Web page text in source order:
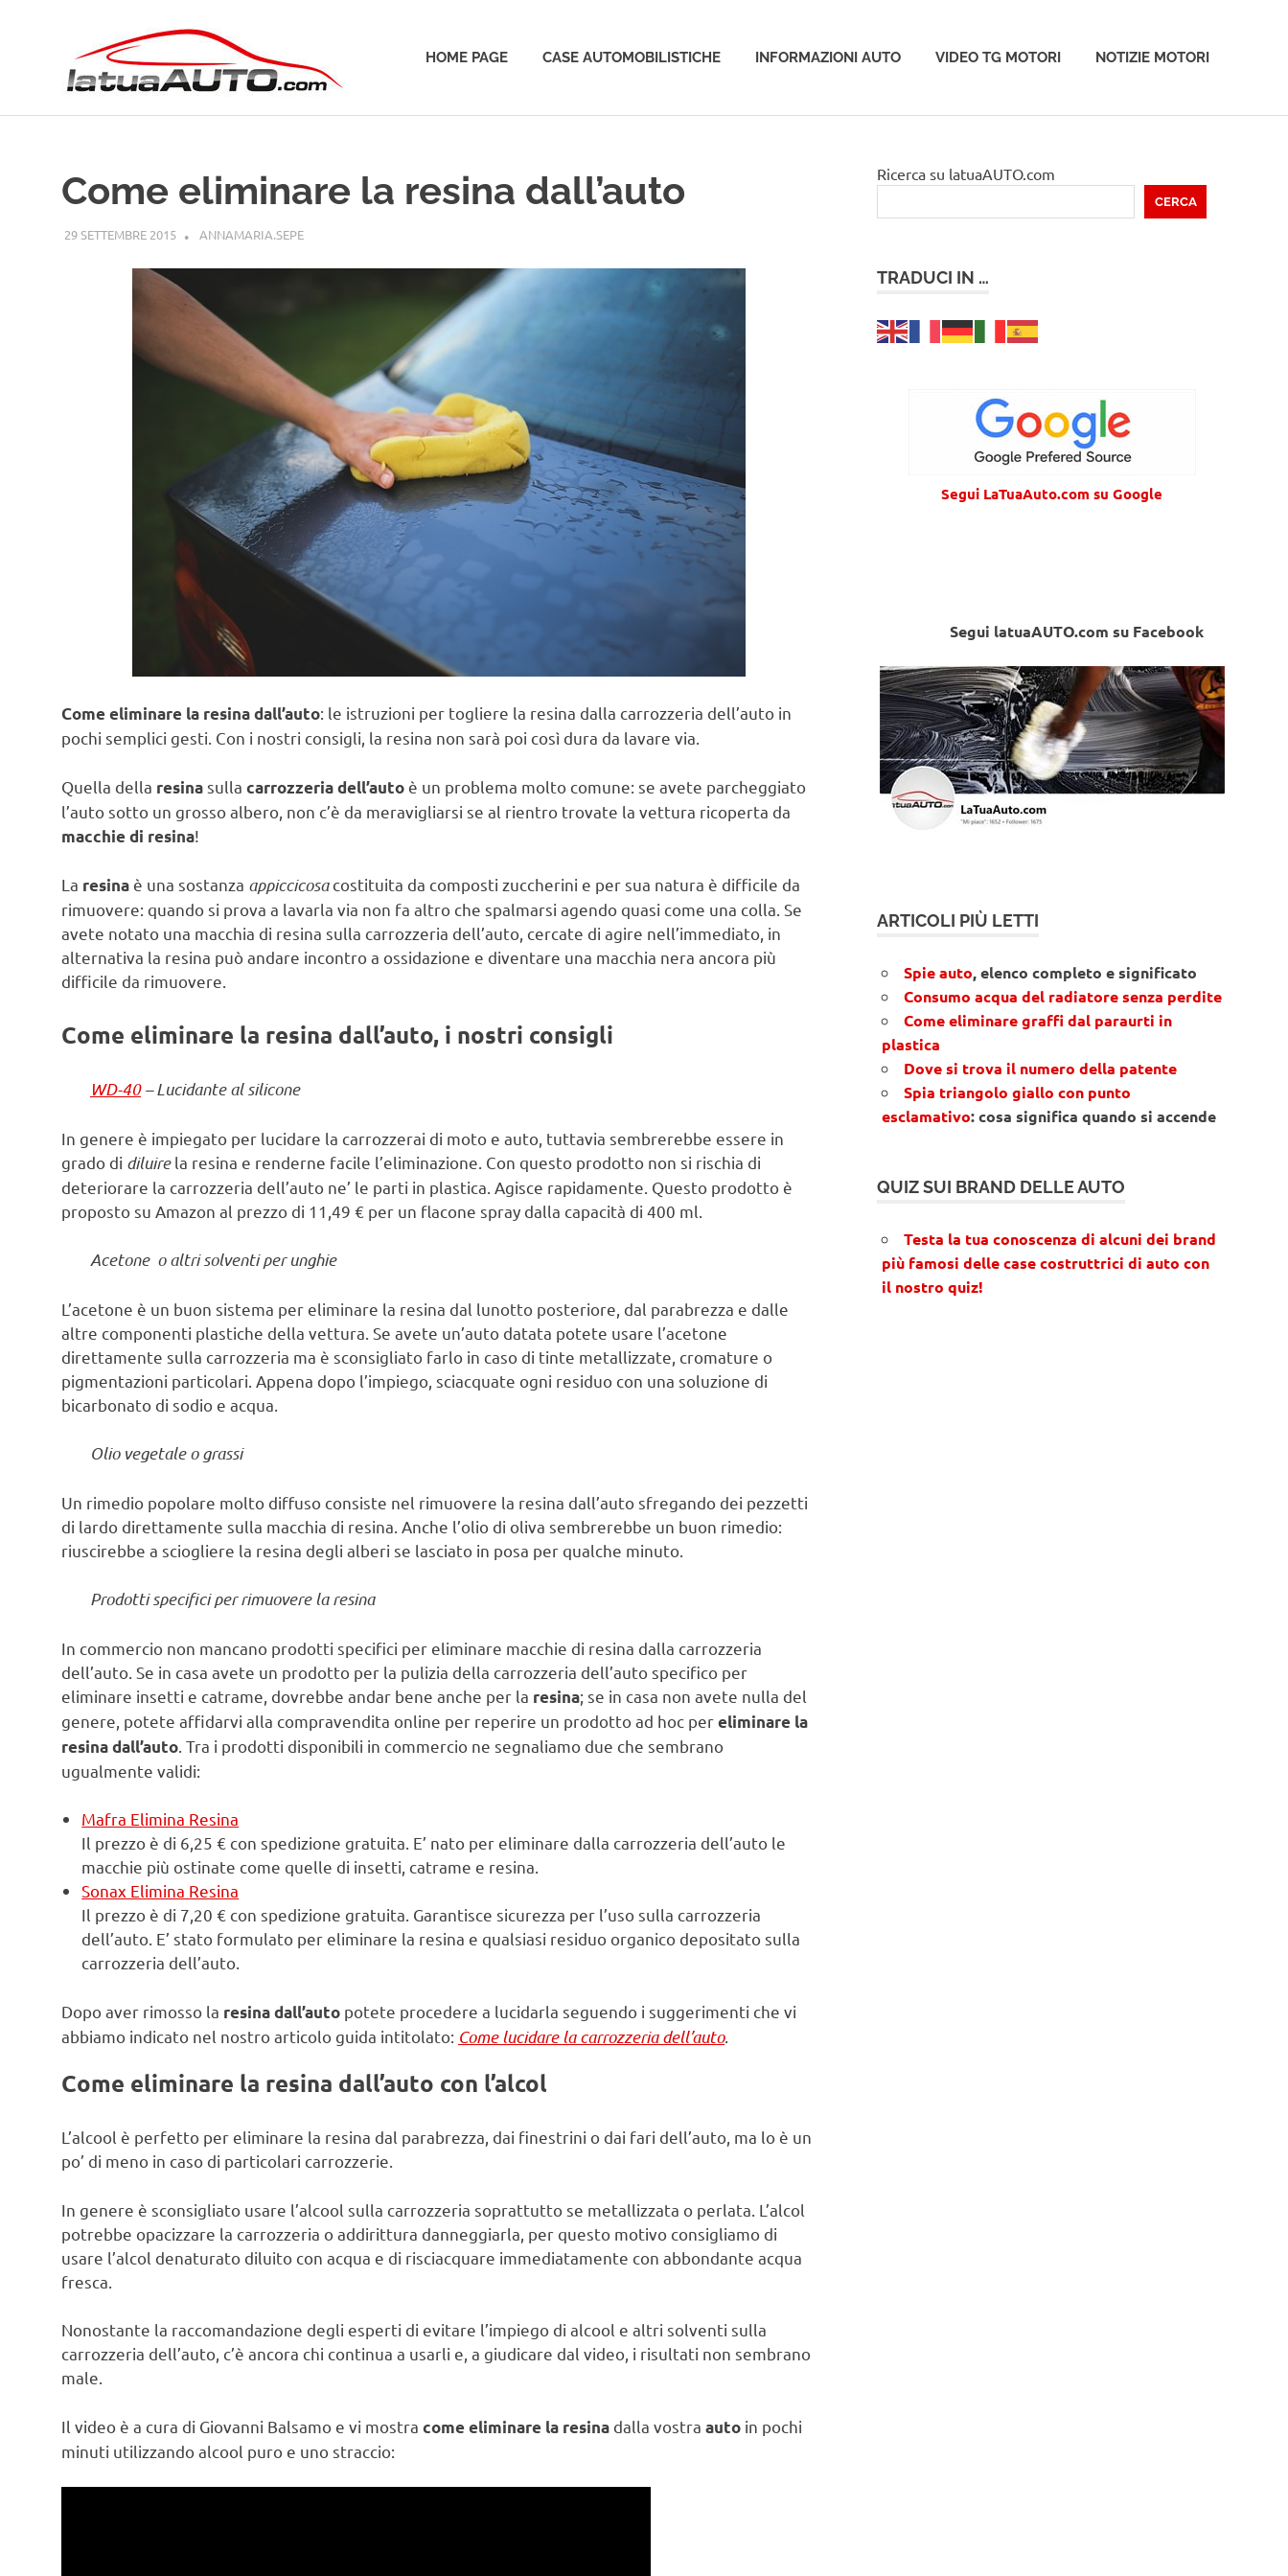
HOME PAGE CASE AUTOMOBILISTICHE INFORMAZIONI AUTO VIDEO TG MOTORI NOTIZIE MOTORI
Come eliminare la resina dall’auto
29 SETTEMBRE 2015 ANNAMARIA.SEPEGUIDE
Come eliminare la resina dall’auto: le istruzioni per togliere la resina dalla carrozzeria dell’auto in
pochi semplici gesti. Con i nostri consigli, la resina non sarà poi così dura da lavare via.
Quella della resina sulla carrozzeria dell’auto è un problema molto comune: se avete parcheggiato
l’auto sotto un grosso albero, non c’è da meravigliarsi se al rientro trovate la vettura ricoperta da
macchie di resina!
La resina è una sostanza appiccicosacostituita da composti zuccherini e per sua natura è difficile da
rimuovere: quando si prova a lavarla via non fa altro che spalmarsi agendo quasi come una colla. Se
avete notato una macchia di resina sulla carrozzeria dell’auto, cercate di agire nell’immediato, in
alternativa la resina può andare incontro a ossidazione e diventare una macchia nera ancora più
difficile da rimuovere.
Come eliminare la resina dall’auto, i nostri consigli
WD-40– Lucidante al silicone
In genere è impiegato per lucidare la carrozzerai di moto e auto, tuttavia sembrerebbe essere in
grado di diluirela resina e renderne facile l’eliminazione. Con questo prodotto non si rischia di
deteriorare la carrozzeria dell’auto ne’ le parti in plastica. Agisce rapidamente. Questo prodotto è
proposto su Amazon al prezzo di 11,49 € per un flacone spray dalla capacità di 400 ml.
Acetone o altri solventi per unghie
L’acetone è un buon sistema per eliminare la resina dal lunotto posteriore, dal parabrezza e dalle
altre componenti plastiche della vettura. Se avete un’auto datata potete usare l’acetone
direttamente sulla carrozzeria ma è sconsigliato farlo in caso di tinte metallizzate, cromature o
pigmentazioni particolari. Appena dopo l’impiego, sciacquate ogni residuo con una soluzione di
bicarbonato di sodio e acqua.
Olio vegetale o grassi
Un rimedio popolare molto diffuso consiste nel rimuovere la resina dall’auto sfregando dei pezzetti
di lardo direttamente sulla macchia di resina. Anche l’olio di oliva sembrerebbe un buon rimedio:
riuscirebbe a sciogliere la resina degli alberi se lasciato in posa per qualche minuto.
Prodotti specifici per rimuovere la resina
In commercio non mancano prodotti specifici per eliminare macchie di resina dalla carrozzeria
dell’auto. Se in casa avete un prodotto per la pulizia della carrozzeria dell’auto specifico per
eliminare insetti e catrame, dovrebbe andar bene anche per la resina; se in casa non avete nulla del
genere, potete affidarvi alla compravendita online per reperire un prodotto ad hoc pereliminare la
resina dall’auto . Tra i prodotti disponibili in commercio ne segnaliamo due che sembrano
ugualmente validi:
Mafra Elimina Resina
Il prezzo è di 6,25 € con spedizione gratuita. E’ nato per eliminare dalla carrozzeria dell’auto le
macchie più ostinate come quelle di insetti, catrame e resina.
Sonax Elimina Resina
Il prezzo è di 7,20 € con spedizione gratuita. Garantisce sicurezza per l’uso sulla carrozzeria
dell’auto. E’ stato formulato per eliminare la resina e qualsiasi residuo organico depositato sulla
carrozzeria dell’auto.
Dopo aver rimosso la resina dall’auto potete procedere a lucidarla seguendo i suggerimenti che vi
abbiamo indicato nel nostro articolo guida intitolato: Come lucidare la carrozzeria dell’auto.
Come eliminare la resina dall’auto con l’alcol
L’alcool è perfetto per eliminare la resina dal parabrezza, dai finestrini o dai fari dell’auto, ma lo è un
po’ di meno in caso di particolari carrozzerie.
In genere è sconsigliato usare l’alcool sulla carrozzeria soprattutto se metallizzata o perlata. L’alcol
potrebbe opacizzare la carrozzeria o addirittura danneggiarla, per questo motivo consigliamo di
usare l’alcol denaturato diluito con acqua e di risciacquare immediatamente con abbondante acqua
fresca.
Nonostante la raccomandazione degli esperti di evitare l’impiego di alcool e altri solventi sulla
carrozzeria dell’auto, c’è ancora chi continua a usarli e, a giudicare dal video, i risultati non sembrano
male.
Il video è a cura di Giovanni Balsamo e vi mostra come eliminare la resina dalla vostra auto in pochi
minuti utilizzando alcool puro e uno straccio:
Ricerca su latuaAUTO.com
CERCA
TRADUCI IN …
Segui LaTuaAuto.com su Google
Segui latuaAUTO.com su Facebook
ARTICOLI PIÙ LETTI
Spie auto, elenco completo e significato
Consumo acqua del radiatore senza perdite
Come eliminare graffi dal paraurti in
plastica
Dove si trova il numero della patente
Spia triangolo giallo con punto
esclamativo: cosa significa quando si accende
QUIZ SUI BRAND DELLE AUTO
Testa la tua conoscenza di alcuni dei brand
più famosi delle case costruttrici di auto con
il nostro quiz!